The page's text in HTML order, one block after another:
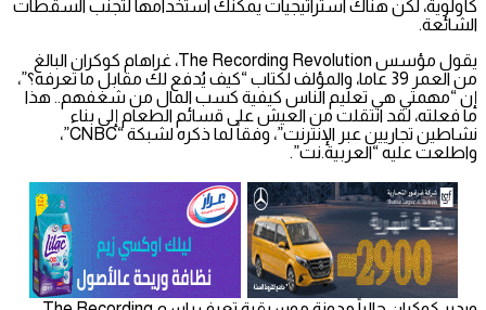
كأولوية، لكن هناك استراتيجيات يمكنك استخدامها لتجنب السقطات
الشائعة.
يقول مؤسس The Recording Revolution، غراهام كوكران البالغ
من العمر 39 عاما، والمؤلف لكتاب “كيف يُدفع لك مقابل ما تعرفه؟”،
إن “مهمتي هي تعليم الناس كيفية كسب المال من شغفهم.. هذا
ما فعلته، لقد انتقلت من العيش على قسائم الطعام إلى بناء
نشاطين تجاريين عبر الإنترنت”، وفقاً لما ذكره لشبكة “CNBC”،
واطلعت عليه “العربية.نت”.